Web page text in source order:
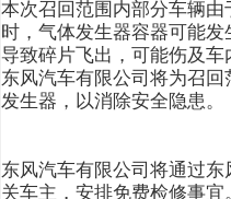
本次召回范围内部分车辆
时，气体发生器容器可能发
导致碎片飞出，可能伤及车
东风汽车有限公司将为召
发生器，以消除安全隐患。
东风汽车有限公司将通过
关车主，安排免费检修事